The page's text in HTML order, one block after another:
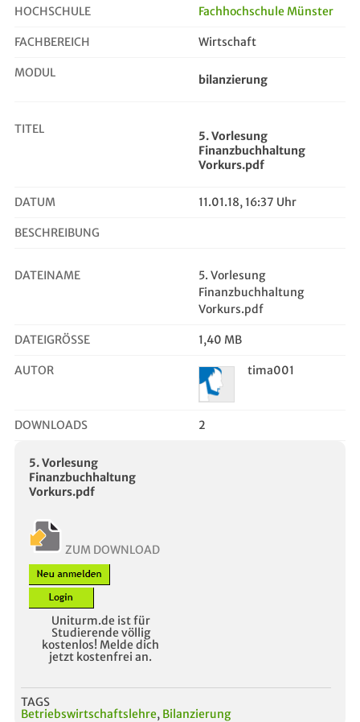
HOCHSCHULE Fachhochschule Münster
FACHBEREICH Wirtschaft
MODUL bilanzierung
TITEL
5. Vorlesung
Finanzbuchhaltung
Vorkurs.pdf
DATUM 11.01.18, 16:37 Uhr
BESCHREIBUNG
DATEINAME
5. Vorlesung
Finanzbuchhaltung
Vorkurs.pdf
DATEIGRÖSSE 1,40 MB
AUTOR tima001
DOWNLOADS 2
5. Vorlesung
Finanzbuchhaltung
Vorkurs.pdf
ZUM DOWNLOAD
Uniturm.de ist für
Studierende völlig
kostenlos! Melde dich
jetzt kostenfrei an.
TAGS
Betriebswirtschaftslehre, Bilanzierung